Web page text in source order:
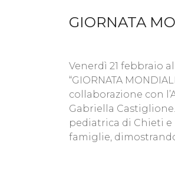
GIORNATA
Venerdì 21 febbraio
“GIORNATA
collaborazione con
Gabriella
pediatrica di Chieti
famiglie,